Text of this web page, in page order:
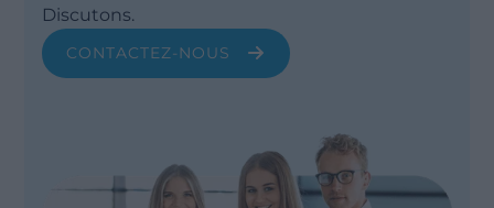
Discutons.
CONTACTEZ-NOUS